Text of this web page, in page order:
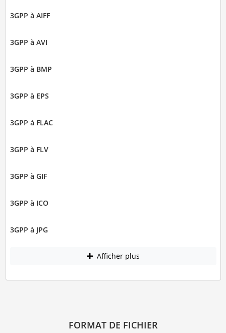
3GPP à AIFF
3GPP à AVI
3GPP à BMP
3GPP à EPS
3GPP à FLAC
3GPP à FLV
3GPP à GIF
3GPP à ICO
3GPP à JPG
Afficher plus
FORMAT DE FICHIER